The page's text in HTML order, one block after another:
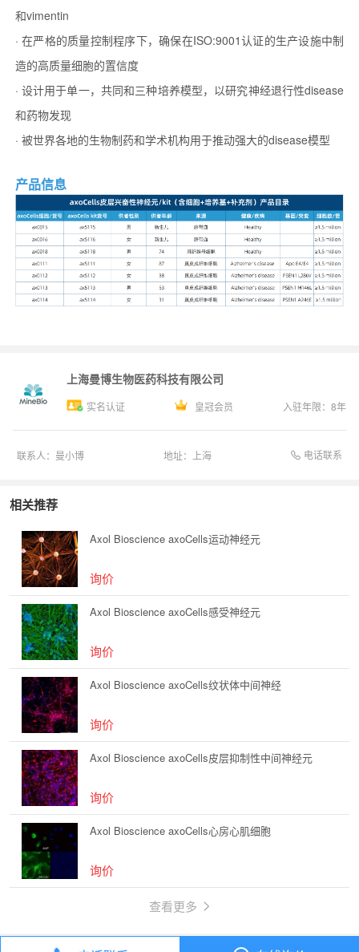
和vimentin
· 在严格的质量控制程序下，确保在ISO:9001认证的生产设施中制
造的高质量细胞的置信度
· 设计用于单一，共同和三种培养模型，以研究神经退行性disease
和药物发现
· 被世界各地的生物制药和学术机构用于推动强大的disease模型
产品信息
上海曼博生物医药科技有限公司
实名认证 皇冠会员 入驻年限： 8年
联系人： 曼小博 地址： 上海 电话联系
相关推荐
Axol Bioscience axoCells运动神经元
询价
Axol Bioscience axoCells感受神经元
询价
Axol Bioscience axoCells纹状体中间神经
询价
Axol Bioscience axoCells皮层抑制性中间神经元
询价
Axol Bioscience axoCells心房心肌细胞
询价
查看更多